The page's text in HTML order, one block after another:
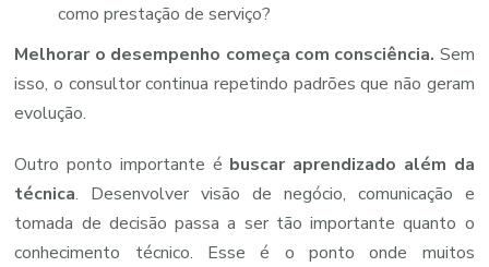
como prestação de serviço?
Melhorar o desempenho começa com consciência. Sem
isso, o consultor continua repetindo padrões que não geram
evolução.
Outro ponto importante é buscar aprendizado além da
técnica. Desenvolver visão de negócio, comunicação e
tomada de decisão passa a ser tão importante quanto o
conhecimento técnico. Esse é o ponto onde muitos